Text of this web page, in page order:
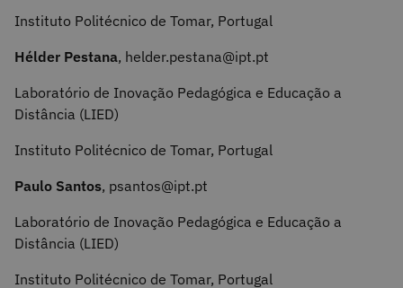
Instituto Politécnico de Tomar, Portugal
Hélder Pestana, helder.pestana@ipt.pt
Laboratório de Inovação Pedagógica e Educação a
Distância (LIED)
Instituto Politécnico de Tomar, Portugal
Paulo Santos, psantos@ipt.pt
Laboratório de Inovação Pedagógica e Educação a
Distância (LIED)
Instituto Politécnico de Tomar, Portugal